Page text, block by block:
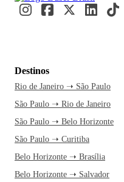
Destinos
Rio de Janeiro ➝ São Paulo
São Paulo ➝ Rio de Janeiro
São Paulo ➝ Belo Horizonte
São Paulo ➝ Curitiba
Belo Horizonte ➝ Brasília
Belo Horizonte ➝ Salvador